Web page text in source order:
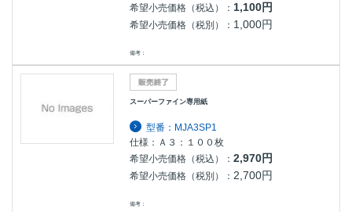
希望小売価格（税込）： 1,100円
希望小売価格（税別）： 1,000円
備考：
スーパーファイン専用紙
型番：MJA3SP1
仕様：Ａ３：１００枚
希望小売価格（税込）：2,970円
希望小売価格（税別）： 2,700円
備考：